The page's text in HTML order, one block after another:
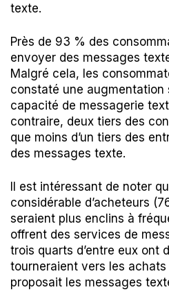
texte.
Près de 93 % des
envoyer des messages
Malgré cela, les
constaté une
capacité de messagerie
contraire, deux tiers des
que moins d’un tiers des
des messages texte.
Il est intéressant de noter
considérable d’acheteurs
seraient plus enclins à
offrent des services de
trois quarts d’entre eux ont
tourneraient vers les achats
proposait les messages